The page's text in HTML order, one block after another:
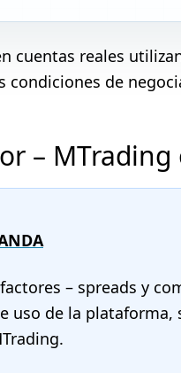
cuentas reales
condiciones de
– MTrading
– spreads y
uso de la plataforma,